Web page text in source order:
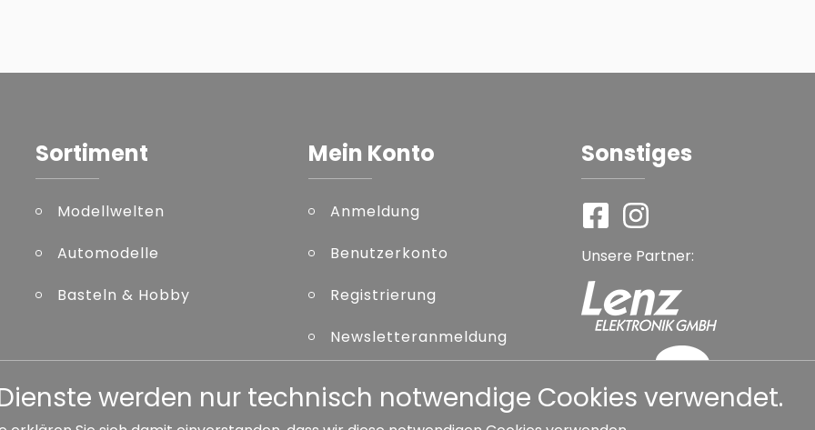
Sortiment
Modellwelten
Automodelle
Basteln & Hobby
Mein Konto
Anmeldung
Benutzerkonto
Registrierung
Newsletteranmeldung
Sonstiges
Unsere Partner:
werden nur technisch notwendige Cookies verwendet.